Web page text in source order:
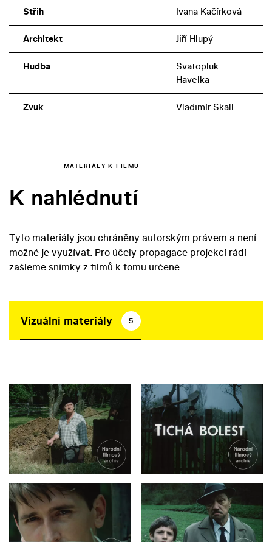
Střih Ivana Kačírková
Architekt Jiří Hlupý
Hudba
Svatopluk
Havelka
Zvuk Vladimír Skall
MATERIÁLY K FILMU
K nahlédnutí
Tyto materiály jsou chráněny autorským právem a není
možné je využívat. Pro účely propagace projekcí rádi
zašleme snímky z filmů k tomu určené.
Vizuální materiály 5